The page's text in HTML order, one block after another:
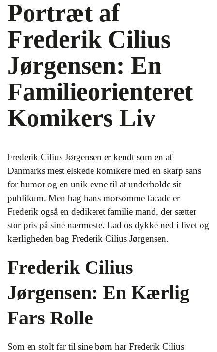
Portræt af
Frederik Cilius
Jørgensen: En
Familieorienteret
Komikers Liv
Frederik Cilius Jørgensen er kendt som en af
Danmarks mest elskede komikere med en skarp sans
for humor og en unik evne til at underholde sit
publikum. Men bag hans morsomme facade er
Frederik også en dedikeret familie mand, der sætter
stor pris på sine nærmeste. Lad os dykke ned i livet og
kærligheden bag Frederik Cilius Jørgensen.
Frederik Cilius
Jørgensen: En Kærlig
Fars Rolle
Som en stolt far til sine børn har Frederik Cilius